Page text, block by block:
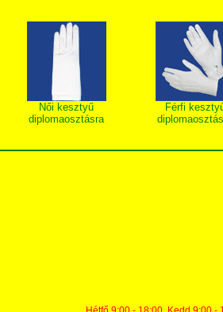
Női kesztyű
diplomaosztásra
Férfi